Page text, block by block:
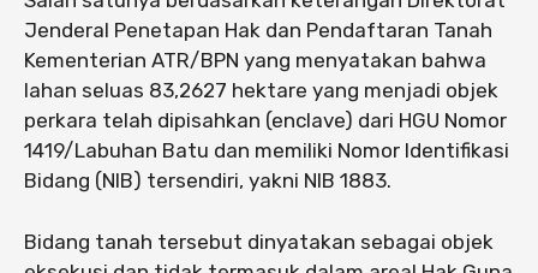
Jenderal Penetapan Hak dan Pendaftaran Tanah
Kementerian ATR/BPN yang menyatakan bahwa
lahan seluas 83,2627 hektare yang menjadi objek
perkara telah dipisahkan (enclave) dari HGU Nomor
1419/Labuhan Batu dan memiliki Nomor Identifikasi
Bidang (NIB) tersendiri, yakni NIB 1883.
Bidang tanah tersebut dinyatakan sebagai objek